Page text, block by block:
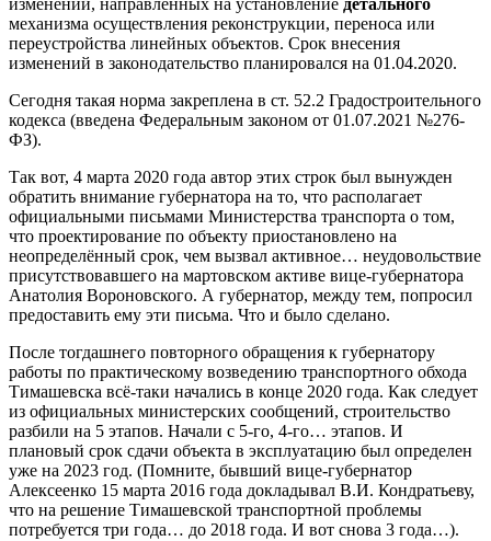
изменений, направленных на установление детального
механизма осуществления реконструкции, переноса или
переустройства линейных объектов. Срок внесения
изменений в законодательство планировался на 01.04.2020.
Сегодня такая норма закреплена в ст. 52.2 Градостроительного
кодекса (введена Федеральным законом от 01.07.2021 №276-
ФЗ).
Так вот, 4 марта 2020 года автор этих строк был вынужден
обратить внимание губернатора на то, что располагает
официальными письмами Министерства транспорта о том,
что проектирование по объекту приостановлено на
неопределённый срок, чем вызвал активное… неудовольствие
присутствовавшего на мартовском активе вице-губернатора
Анатолия Вороновского. А губернатор, между тем, попросил
предоставить ему эти письма. Что и было сделано.
После тогдашнего повторного обращения к губернатору
работы по практическому возведению транспортного обхода
Тимашевска всё-таки начались в конце 2020 года. Как следует
из официальных министерских сообщений, строительство
разбили на 5 этапов. Начали с 5-го, 4-го… этапов. И
плановый срок сдачи объекта в эксплуатацию был определен
уже на 2023 год. (Помните, бывший вице-губернатор
Алексеенко 15 марта 2016 года докладывал В.И. Кондратьеву,
что на решение Тимашевской транспортной проблемы
потребуется три года… до 2018 года. И вот снова 3 года…).